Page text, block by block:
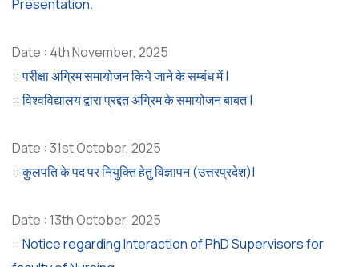
Presentation.
Date : 4th November, 2025
:: परीक्षा अग्रिम समायोजन किये जाने के सम्बंध में |
:: विश्वविद्यालय द्वारा प्रद्दत अग्रिम के समायोजन बाबत |
Date : 31st October, 2025
:: कुलपति के पद पर नियुक्ति हेतु विज्ञापन (उत्तरप्रदेश)|
Date : 13th October, 2025
:: Notice regarding Interaction of PhD Supervisors for